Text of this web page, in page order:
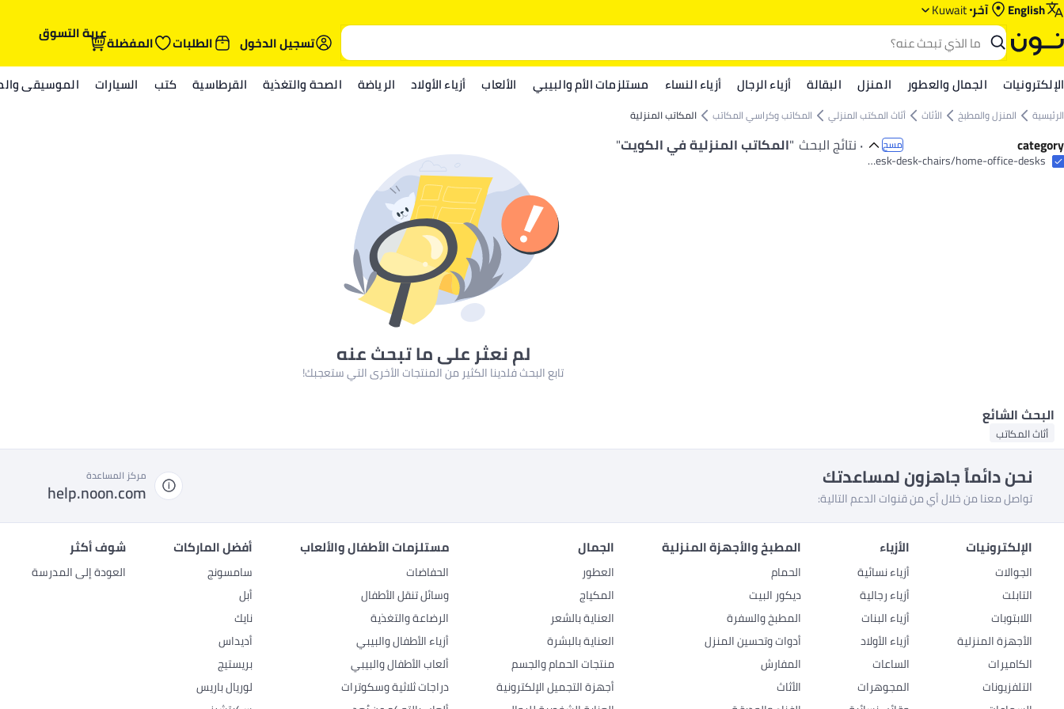
English آخر Kuwait
تسجيل الدخول
الطلبات المفضلةعربة التسوق
الإلكترونيات الجمال والعطور المنزل البقالة أزياء الرجال أزياء النساء مستلزمات الأم والبيبي الألعاب أزياء الأولاد الرياضة الصحة والتغذية القرطاسية كتب السيارات الموسيقى
الرئيسية المنزل والمطبخ الأثاث أثاث المكتب المنزلي المكاتب وكراسي المكاتب المكاتب المنزلية
category مسح
home-and-kitchen/furniture-10180/home-office-furniture/desk-desk-chairs/home-office-desks
٠ نتائج البحث "المكاتب المنزلية في الكويت"
لم نعثر على ما تبحث عنه
تابع البحث فلدينا الكثير من المنتجات الأخرى التي ستعجبك!
البحث الشائع
أثاث المكاتب
نحن دائماً جاهزون لمساعدتك
تواصل معنا من خلال أي من قنوات الدعم التالية:
مركز المساعدة
help.noon.com
الإلكترونيات
الجوالات
التابلت
اللابتوبات
الأجهزة المنزلية
الكاميرات
التلفزيونات
الأزياء
أزياء نسائية
أزياء رجالية
أزياء البنات
أزياء الأولاد
الساعات
المجوهرات
المطبخ والأجهزة المنزلية
الحمام
ديكور البيت
المطبخ والسفرة
أدوات وتحسين المنزل
المفارش
الأثاث
الجمال
العطور
المكياج
العناية بالشعر
العناية بالبشرة
منتجات الحمام والجسم
أجهزة التجميل الإلكترونية
مستلزمات الأطفال والألعاب
الحفاضات
وسائل تنقل الأطفال
الرضاعة والتغذية
أزياء الأطفال والبيبي
ألعاب الأطفال والبيبي
دراجات ثلاثية وسكوترات
أفضل الماركات
سامسونج
أبل
نايك
أديداس
بريستيج
لوريال باريس
شوف أكثر
العودة إلى المدرسة